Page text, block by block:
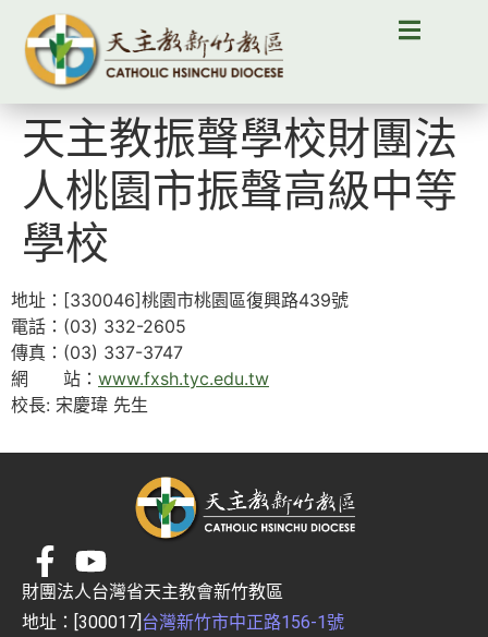
天主教振聲學校財團法
人桃園市振聲高級中等
學校
地址：[330046]桃園市桃園區復興路439號
電話：(03) 332-2605
傳真：(03) 337-3747
網 站： www.fxsh.tyc.edu.tw
校長: 宋慶瑋 先生
財團法人台灣省天主教會新竹教區
地址：[300017]台灣新竹市中正路156-1號